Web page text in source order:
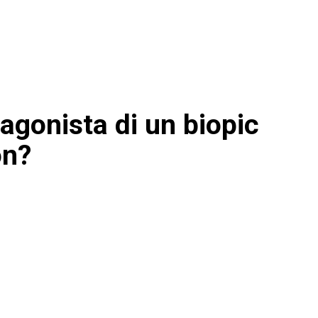
di un biopic